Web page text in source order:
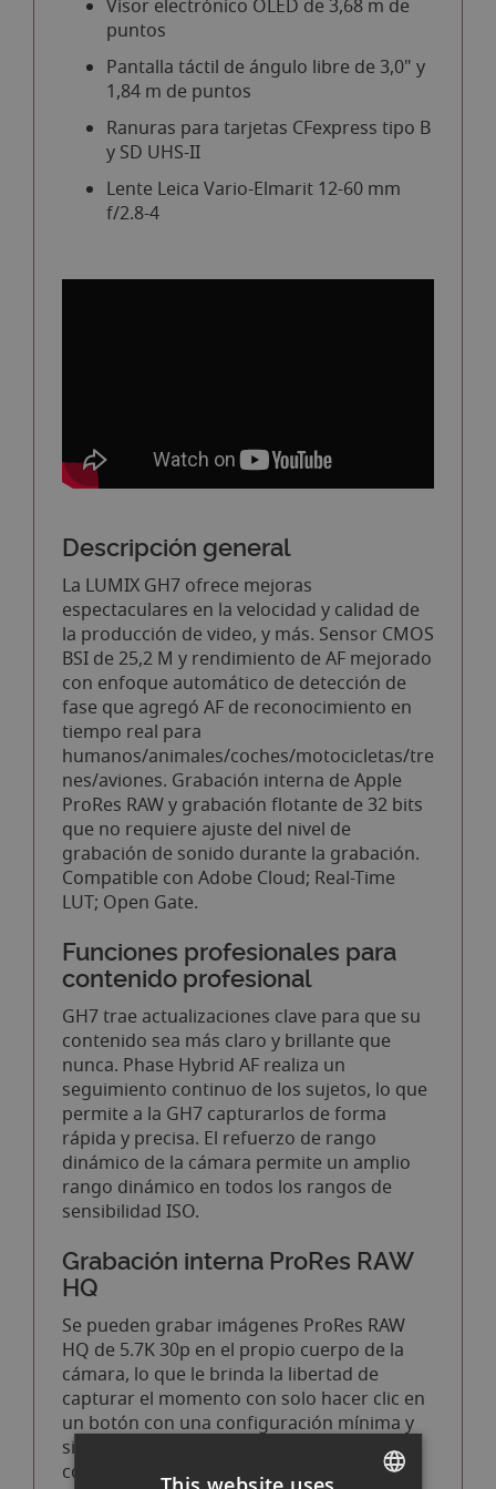
Visor electrónico OLED de 3,68 m de
puntos
Pantalla táctil de ángulo libre de 3,0" y
1,84 m de puntos
Ranuras para tarjetas CFexpress tipo B
y SD UHS-II
Lente Leica Vario-Elmarit 12-60 mm
f/2.8-4
Descripción general
La LUMIX GH7 ofrece mejoras
espectaculares en la velocidad y calidad de
la producción de video, y más. Sensor CMOS
BSI de 25,2 M y rendimiento de AF mejorado
con enfoque automático de detección de
fase que agregó AF de reconocimiento en
tiempo real para
humanos/animales/coches/motocicletas/tre
nes/aviones. Grabación interna de Apple
ProRes RAW y grabación flotante de 32 bits
que no requiere ajuste del nivel de
grabación de sonido durante la grabación.
Compatible con Adobe Cloud; Real-Time
LUT; Open Gate.
Funciones profesionales para
contenido profesional
GH7 trae actualizaciones clave para que su
contenido sea más claro y brillante que
nunca. Phase Hybrid AF realiza un
seguimiento continuo de los sujetos, lo que
permite a la GH7 capturarlos de forma
rápida y precisa. El refuerzo de rango
dinámico de la cámara permite un amplio
rango dinámico en todos los rangos de
sensibilidad ISO.
Grabación interna ProRes RAW
HQ
Se pueden grabar imágenes ProRes RAW
HQ de 5.7K 30p en el propio cuerpo de la
cámara, lo que le brinda la libertad de
capturar el momento con solo hacer clic en
un botón con una configuración mínima y
sin necesidad de dispositivos externos. La
compatibilidad mejorada con cardán